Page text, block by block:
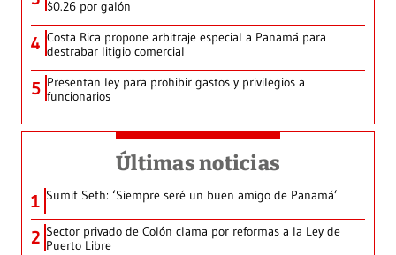
$0.26 por galón
4 Costa Rica propone arbitraje especial a Panamá para
destrabar litigio comercial
5 Presentan ley para prohibir gastos y privilegios a
funcionarios
Últimas noticias
1 Sumit Seth: ‘Siempre seré un buen amigo de Panamá’
2 Sector privado de Colón clama por reformas a la Ley de
Puerto Libre